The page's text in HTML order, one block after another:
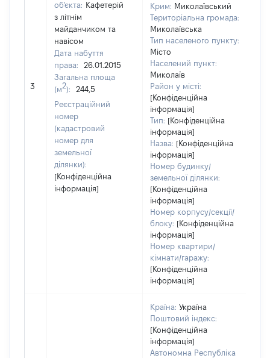
3
об'єкта: Кафетерій
з літнім
майданчиком та
навісом
Дата набуття
права:
26.01.2015
Загальна площа
(м2):
244,5
Реєстраційний
номер
(кадастровий
номер для
земельної
ділянки):
[Конфіденційна
інформація]
Крим: Миколаївський
Територіальна громада:
Миколаївська
Тип населеного пункту:
Місто
Населений пункт:
Миколаїв
Район у місті:
[Конфіденційна
інформація]
Тип: [Конфіденційна
інформація]
Назва: [Конфіденційна
інформація]
Номер будинку/
земельної ділянки:
[Конфіденційна
інформація]
Номер корпусу/секції/
блоку: [Конфіденційна
інформація]
Номер квартири/
кімнати/гаражу:
[Конфіденційна
інформація]
Країна: Україна
Поштовий індекс:
[Конфіденційна
інформація]
Автономна Республіка